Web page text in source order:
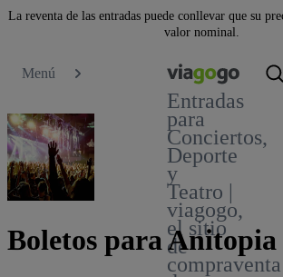
La reventa de las entradas puede conllevar que su
valor nominal.
Menú
Entradas
para
Conciertos,
Deporte
y
Teatro |
viagogo,
el sitio
de
compraventa
Boletos para Anitopia